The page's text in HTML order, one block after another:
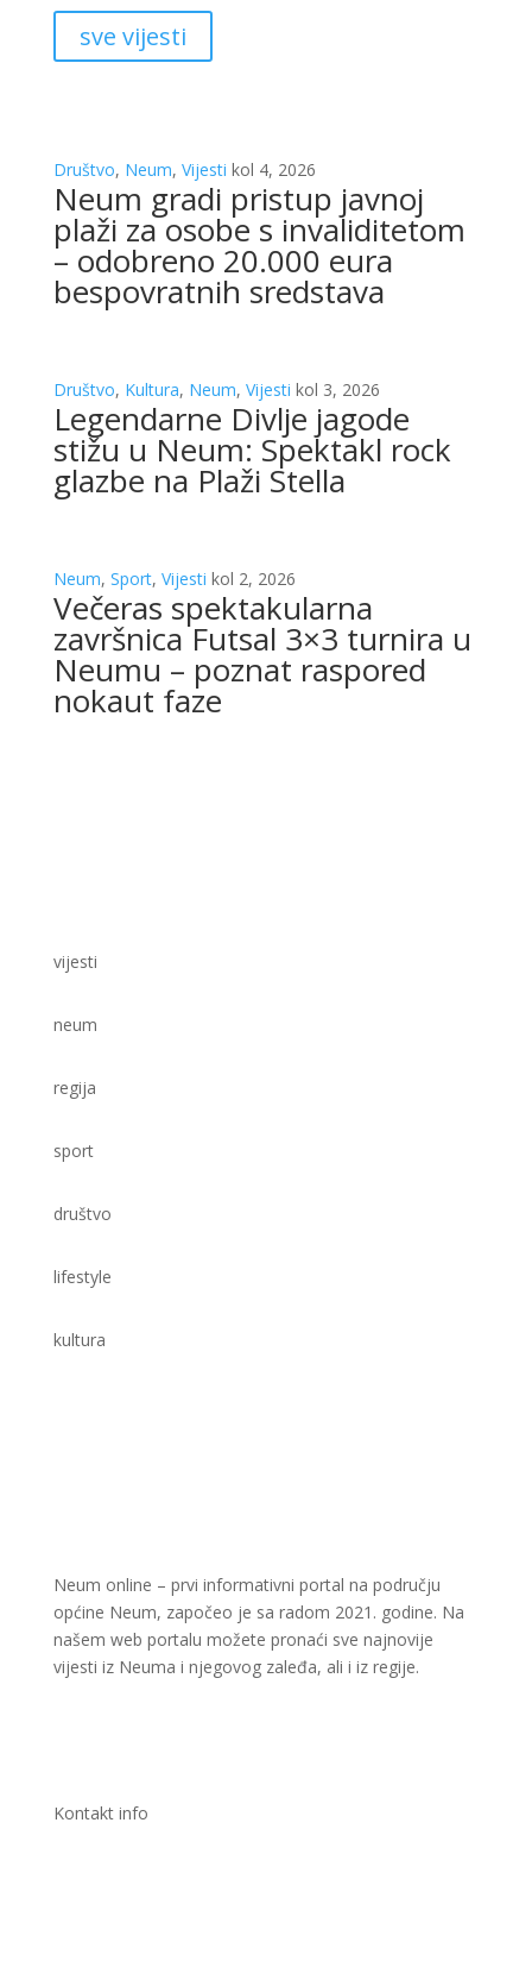
sve vijesti
Društvo, Neum, Vijesti kol 4, 2026
Neum gradi pristup javnoj
plaži za osobe s invaliditetom
– odobreno 20.000 eura
bespovratnih sredstava
Društvo, Kultura, Neum, Vijesti kol 3, 2026
Legendarne Divlje jagode
stižu u Neum: Spektakl rock
glazbe na Plaži Stella
Neum, Sport, Vijesti kol 2, 2026
Večeras spektakularna
završnica Futsal 3×3 turnira u
Neumu – poznat raspored
nokaut faze
vijesti
neum
regija
sport
društvo
lifestyle
kultura
Neum online – prvi informativni portal na području
općine Neum, započeo je sa radom 2021. godine. Na
našem web portalu možete pronaći sve najnovije
vijesti iz Neuma i njegovog zaleđa, ali i iz regije.
Kontakt info